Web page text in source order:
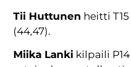
Tii Huttunen heitti
(44,47).
Miika Lanki kilpaili